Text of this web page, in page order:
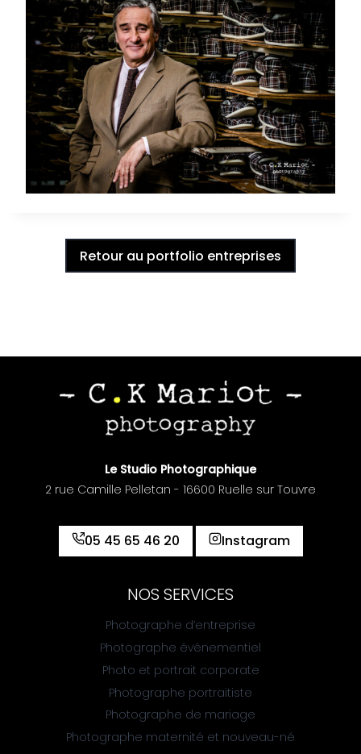
Retour au portfolio entreprises
Le Studio Photographique
2 rue Camille Pelletan - 16600 Ruelle sur Touvre
05 45 65 46 20 Instagram
NOS SERVICES
Photographe d’entreprise
Photographe événementiel
Photo et portrait corporate
Photographe portraitiste
Photographe de mariage
Photographe maternité et nouveau-né